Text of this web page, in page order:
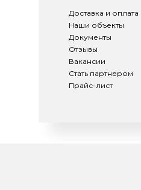
Доставка и оплата
Наши объекты
Документы
Отзывы
Вакансии
Стать партнером
Прайс-лист